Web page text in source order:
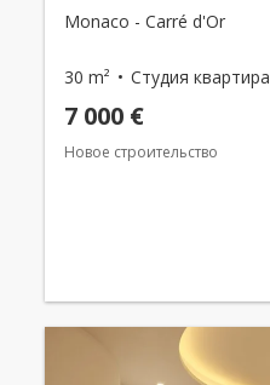
Monaco - Carré d'Or
30 m² Студия квартира
7 000 €
Новое строительство